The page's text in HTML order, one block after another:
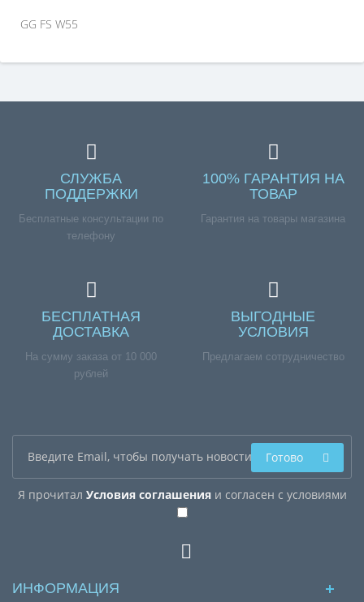
GG FS W55
СЛУЖБА
ПОДДЕРЖКИ
Бесплатные консультации по
телефону
100% ГАРАНТИЯ НА
ТОВАР
Гарантия на товары магазина
БЕСПЛАТНАЯ
ДОСТАВКА
На сумму заказа от 10 000
рублей
ВЫГОДНЫЕ
УСЛОВИЯ
Предлагаем сотрудничество
Я прочитал Условия соглашенияи согласен с условиями
Готово
ИНФОРМАЦИЯ